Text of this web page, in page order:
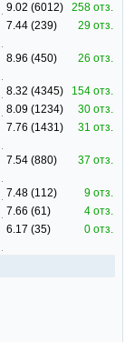
9.02 (6012)
258 отз.
7.44 (239) 29 отз.
8.96 (450) 26 отз.
8.32 (4345)
154 отз.
8.09 (1234)
30 отз.
7.76 (1431) 31 отз.
7.54 (880) 37 отз.
7.48 (112)
9 отз.
7.66 (61)
4 отз.
6.17 (35) 0 отз.